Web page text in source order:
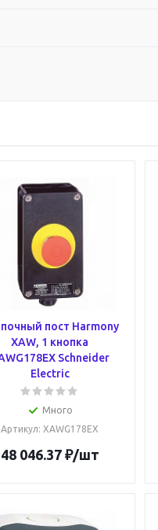
пост Harmony
XAW, 1 кнопка
Schneider
Electric
Много
Артикул: XAWG178EX
48 046.37₽/шт